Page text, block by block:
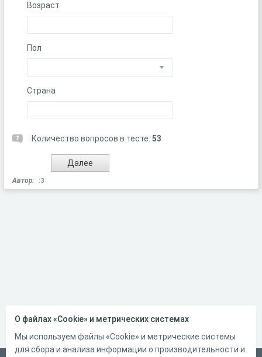
Возраст
Пол
Страна
Количество вопросов в тесте: 53
Автор: :3
О файлах «Cookie» и метрических системах
Мы используем файлы «Cookie» и метрические системы
для сбора и анализа информации о производительности и